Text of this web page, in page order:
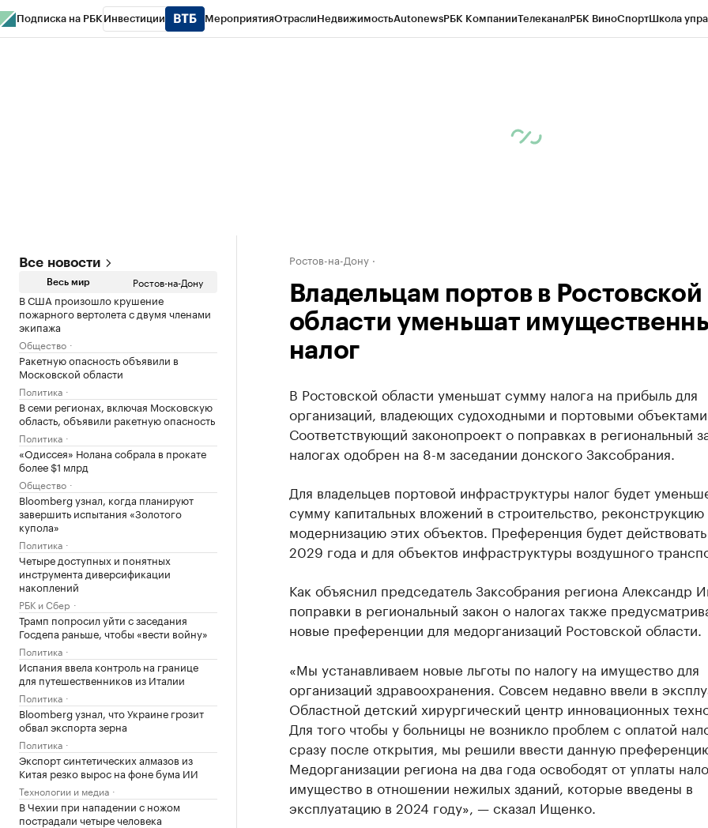
Подписка на РБК Инвестиции МероприятияОтраслиНедвижимостьAutonewsРБК КомпанииТелеканалРБК ВиноСпортШкола
Все новости
Весь мир Ростов-на-Дону
В США произошло крушение
пожарного вертолета с двумя членами
экипажа
Общество
Ракетную опасность объявили в
Московской области
Политика
В семи регионах, включая Московскую
область, объявили ракетную опасность
Политика
«Одиссея» Нолана собрала в прокате
более $1 млрд
Общество
Bloomberg узнал, когда планируют
завершить испытания «Золотого
купола»
Политика
Четыре доступных и понятных
инструмента диверсификации
накоплений
РБК и Сбер
Трамп попросил уйти с заседания
Госдепа раньше, чтобы «вести войну»
Политика
Испания ввела контроль на границе
для путешественников из Италии
Политика
Bloomberg узнал, что Украине грозит
обвал экспорта зерна
Политика
Экспорт синтетических алмазов из
Китая резко вырос на фоне бума ИИ
Технологии и медиа
В Чехии при нападении с ножом
пострадали четыре человека
Ростов-на-Дону
Владельцам портов в Ростовской
области уменьшат
налог
В Ростовской области уменьшат сумму налога на прибыль для
организаций, владеющих судоходными и портовыми объектами.
Соответствующий законопроект о поправках в региональный
налогах одобрен на 8-м заседании донского Заксобрания.
Для владельцев портовой инфраструктуры налог будет
сумму капитальных вложений в строительство, реконструкцию
модернизацию этих объектов. Преференция будет
2029 года и для объектов инфраструктуры воздушного
Как объяснил председатель Заксобрания региона Александр
поправки в региональный закон о налогах также
новые преференции для медорганизаций Ростовской области.
«Мы устанавливаем новые льготы по налогу на имущество для
организаций здравоохранения. Совсем недавно ввели в
Областной детский хирургический центр инновационных
Для того чтобы у больницы не возникло проблем с оплатой
сразу после открытия, мы решили ввести данную
Медорганизации региона на два года освободят от уплаты
имущество в отношении нежилых зданий, которые введены в
эксплуатацию в 2024 году», — сказал Ищенко.